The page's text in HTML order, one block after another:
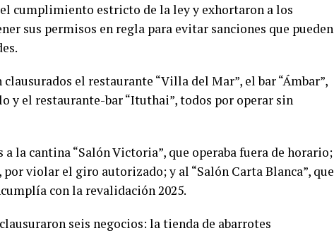
cumplimiento estricto de la ley y exhortaron a los
sus permisos en regla para evitar sanciones que pueden
el restaurante “Villa del Mar”, el bar “Ámbar”,
y el restaurante-bar “Ituthai”, todos por operar sin
la cantina “Salón Victoria”, que operaba fuera de horario;
por violar el giro autorizado; y al “Salón Carta Blanca”, que
con la revalidación 2025.
seis negocios: la tienda de abarrotes